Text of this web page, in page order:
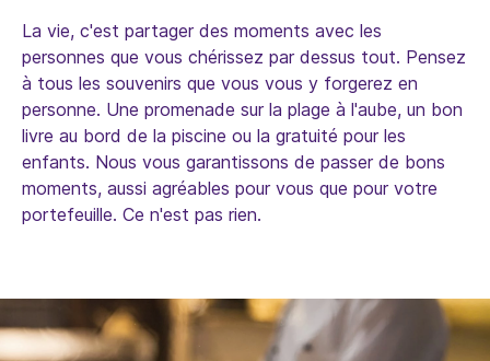
La vie, c'est partager des moments avec les
personnes que vous chérissez par dessus tout. Pensez
à tous les souvenirs que vous vous y forgerez en
personne. Une promenade sur la plage à l'aube, un bon
livre au bord de la piscine ou la gratuité pour les
enfants. Nous vous garantissons de passer de bons
moments, aussi agréables pour vous que pour votre
portefeuille. Ce n'est pas rien.